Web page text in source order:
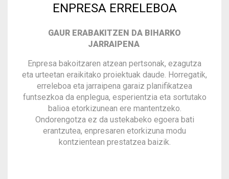
ENPRESA ERRELEBOA
GAUR ERABAKITZEN DA BIHARKO
JARRAIPENA
Enpresa bakoitzaren atzean pertsonak, ezagutza
eta urteetan eraikitako proiektuak daude. Horregatik,
erreleboa eta jarraipena garaiz planifikatzea
funtsezkoa da enplegua, esperientzia eta sortutako
balioa etorkizunean ere mantentzeko.
Ondorengotza ez da ustekabeko egoera bati
erantzutea, enpresaren etorkizuna modu
kontzientean prestatzea baizik.